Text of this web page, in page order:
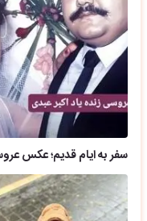
سفر به ایام قدیم؛ عکس